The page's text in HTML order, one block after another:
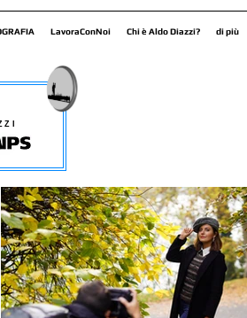
LavoraConNoi Chi è Aldo Diazzi? di più